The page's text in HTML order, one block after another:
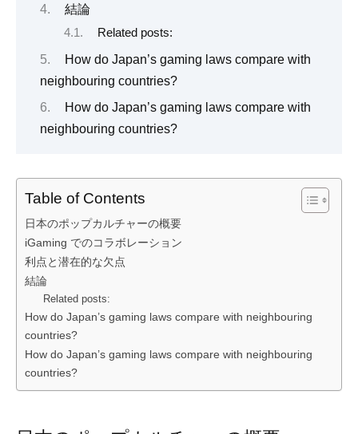
結論
Related posts:
How do Japan’s gaming laws compare with
neighbouring countries?
How do Japan’s gaming laws compare with
neighbouring countries?
Table of Contents
日本のポップカルチャーの概要
iGaming でのコラボレーション
利点と潜在的な欠点
結論
Related posts:
How do Japan’s gaming laws compare with neighbouring
countries?
How do Japan’s gaming laws compare with neighbouring
countries?